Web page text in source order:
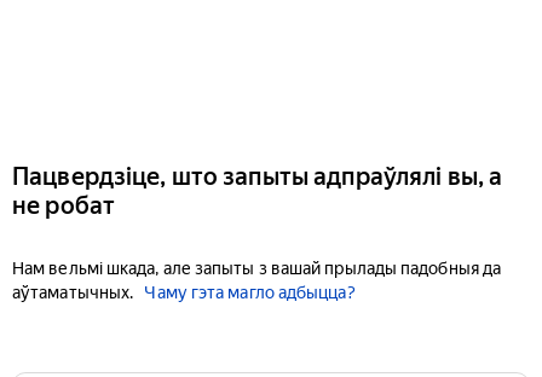
Пацвердзіце, што запыты адпраўлялі вы, а
не робат
Нам вельмі шкада, але запыты з вашай прылады падобныя да
аўтаматычных.
Чаму гэта магло адбыцца?